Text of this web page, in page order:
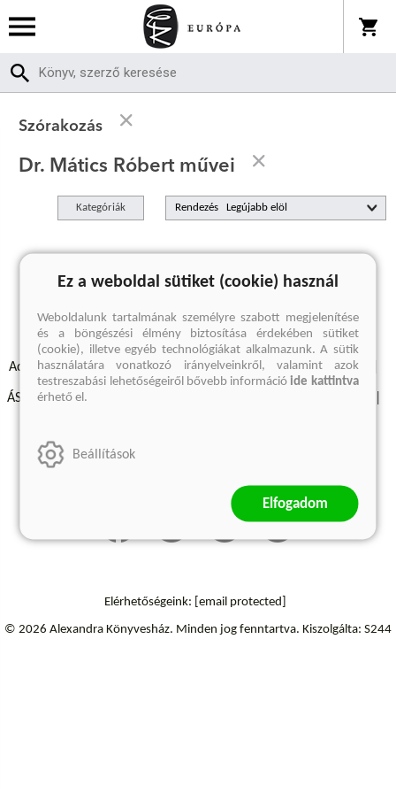
Szórakozás
Dr. Mátics Róbert művei
Kategóriák Rendezés
A keresett kifejezésre nincs találat
Adatvédelmi szabályzatok Elállási felmondási nyilatkozat
ÁSZF - Vásárlási feltételek
Elérhetőségeink: [email protected]
© 2026 Alexandra Könyvesház. Minden jog fenntartva. Kiszolgálta: S244
Ez a weboldal sütiket (cookie) használ
Weboldalunk tartalmának személyre szabott megjelenítése
és a böngészési élmény biztosítása érdekében sütiket
(cookie), illetve egyéb technológiákat alkalmazunk. A sütik
használatára vonatkozó irányelveinkről, valamint azok
testreszabási lehetőségeiről bővebb információide kattintva
érhető el.
Beállítások
Elfogadom